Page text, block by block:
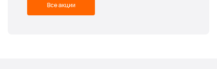
Все акции